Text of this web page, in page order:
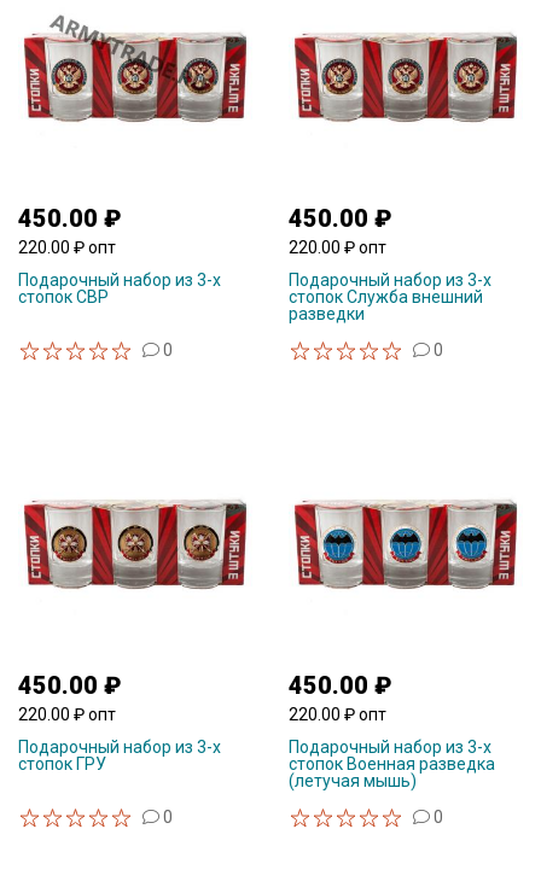
450.00 ₽
220.00 ₽ опт
Подарочный набор из 3-х
стопок СВР
0
450.00 ₽
220.00 ₽ опт
Подарочный набор из 3-х
стопок Служба внешний
разведки
0
450.00 ₽
220.00 ₽ опт
Подарочный набор из 3-х
стопок ГРУ
0
450.00 ₽
220.00 ₽ опт
Подарочный набор из 3-х
стопок Военная разведка
(летучая мышь)
0